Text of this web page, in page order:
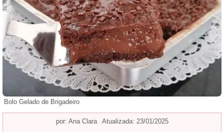
Bolo Gelado de Brigadeiro
por: Ana Clara Atualizada: 23/01/2025